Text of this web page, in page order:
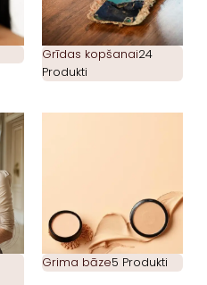
Grīdas kopšanai24
Produkti
Grima bāze5 Produkti